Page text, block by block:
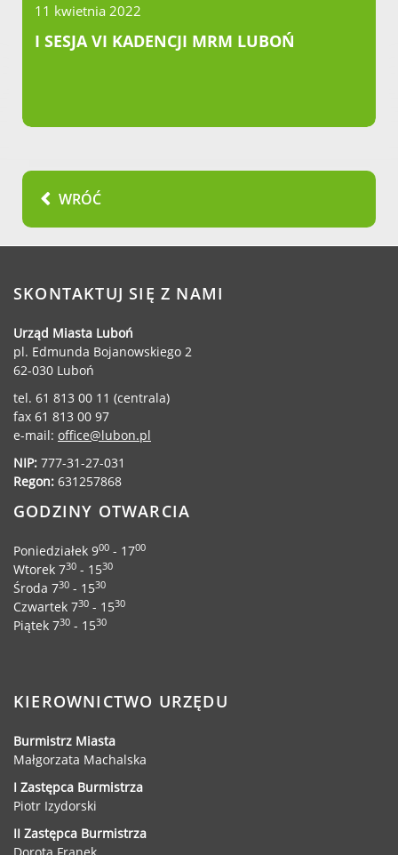
11 kwietnia 2022
I SESJA VI KADENCJI MRM LUBOŃ
WRÓĆ
SKONTAKTUJ SIĘ Z NAMI
Urząd Miasta Luboń
pl. Edmunda Bojanowskiego 2
62-030 Luboń
tel. 61 813 00 11 (centrala)
fax 61 813 00 97
e-mail: office@lubon.pl
NIP: 777-31-27-031
Regon: 631257868
GODZINY OTWARCIA
Poniedziałek 900 - 1700
Wtorek 730 - 1530
Środa 730 - 1530
Czwartek 730 - 1530
Piątek 730 - 1530
KIEROWNICTWO URZĘDU
Burmistrz Miasta
Małgorzata Machalska
I Zastępca Burmistrza
Piotr Izydorski
II Zastępca Burmistrza